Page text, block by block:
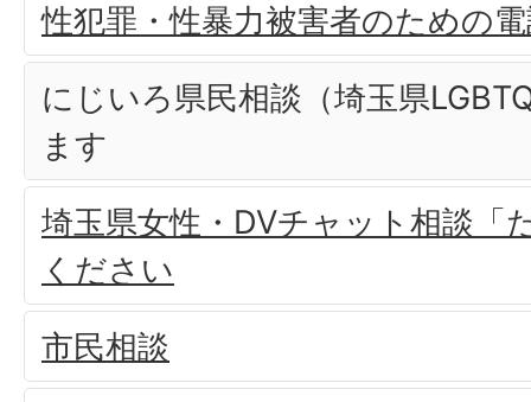
性犯罪・性暴力被害者のための
にじいろ県民相談（埼玉県
ます
埼玉県女性・DVチャット相談「
ください
市民相談